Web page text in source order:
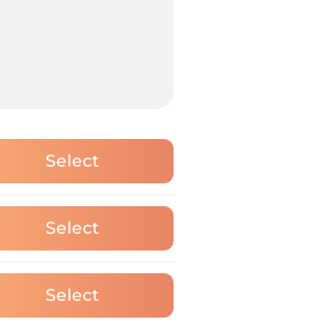
Select
Select
Select